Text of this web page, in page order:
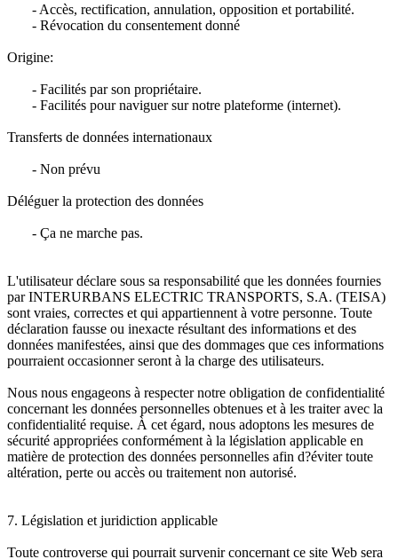
- Accès, rectification, annulation, opposition et portabilité.
- Révocation du consentement donné
Origine:
- Facilités par son propriétaire.
- Facilités pour naviguer sur notre plateforme (internet).
Transferts de données internationaux
- Non prévu
Déléguer la protection des données
- Ça ne marche pas.
L'utilisateur déclare sous sa responsabilité que les données fournies
par INTERURBANS ELECTRIC TRANSPORTS, S.A. (TEISA)
sont vraies, correctes et qui appartiennent à votre personne. Toute
déclaration fausse ou inexacte résultant des informations et des
données manifestées, ainsi que des dommages que ces informations
pourraient occasionner seront à la charge des utilisateurs.
Nous nous engageons à respecter notre obligation de confidentialité
concernant les données personnelles obtenues et à les traiter avec la
confidentialité requise. À cet égard, nous adoptons les mesures de
sécurité appropriées conformément à la législation applicable en
matière de protection des données personnelles afin d?éviter toute
altération, perte ou accès ou traitement non autorisé.
7. Législation et juridiction applicable
Toute controverse qui pourrait survenir concernant ce site Web sera